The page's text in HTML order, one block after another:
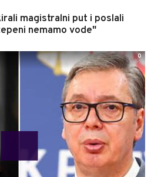
magistralni put i poslali
nemamo vode"
0